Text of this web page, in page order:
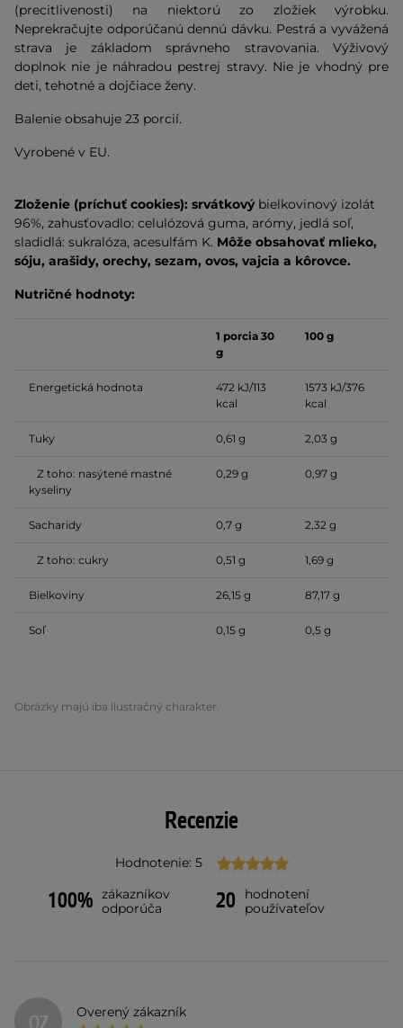
(precitlivenosti) na niektorú zo zložiek výrobku.
Neprekračujte odporúčanú dennú dávku. Pestrá a vyvážená
strava je základom správneho stravovania. Výživový
doplnok nie je náhradou pestrej stravy. Nie je vhodný pre
deti, tehotné a dojčiace ženy.
Balenie obsahuje 23 porcií.
Vyrobené v EU.
Zloženie (príchuť cookies): srvátkový bielkovinový izolát
96%, zahusťovadlo: celulózová guma, arómy, jedlá soľ,
sladidlá: sukralóza, acesulfám K. Môže obsahovať mlieko,
sóju, arašidy, orechy, sezam, ovos, vajcia a kôrovce.
Nutričné hodnoty:
1 porcia 30
g
100 g
Energetická hodnota
472 kJ/113
kcal
1573 kJ/376
kcal
Tuky 0,61 g 2,03 g
Z toho: nasýtené mastné
kyseliny
0,29 g 0,97 g
Sacharidy 0,7 g 2,32 g
Z toho: cukry 0,51 g 1,69 g
Bielkoviny 26,15 g 87,17 g
Soľ 0,15 g 0,5 g
Obrázky majú iba ilustračný charakter.
Recenzie
Hodnotenie: 5
100% zákazníkov
odporúča
20
hodnotení
používateľov
Overený zákazník